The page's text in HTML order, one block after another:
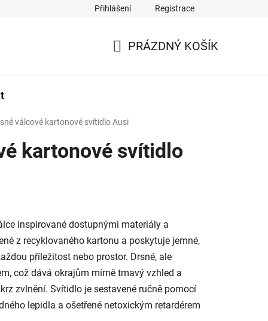
Přihlášení Registrace
PRÁZDNÝ KOŠÍK
válcové kartonové svítidlo Ausi
kartonové svítidlo
inspirované dostupnými materiály a
z recyklovaného kartonu a poskytuje jemné,
příležitost nebo prostor. Drsné, ale
což dává okrajům mírně tmavý vzhled a
zvlnění. Svítidlo je sestavené ručně pomocí
lepidla a ošetřené netoxickým retardérem